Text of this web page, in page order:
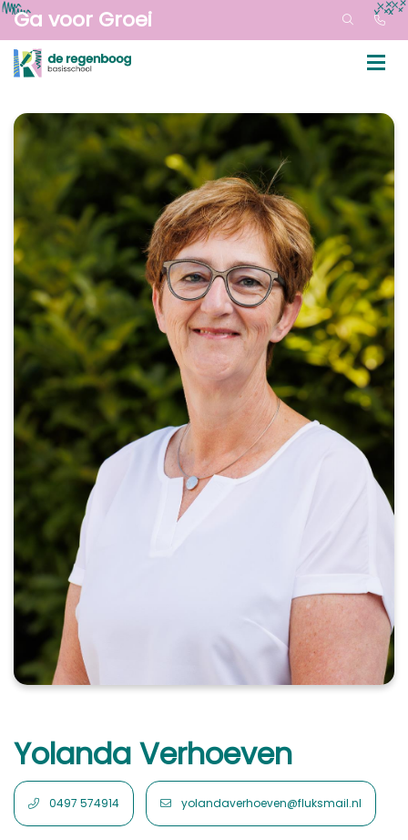
Ga voor Groei
Yolanda Verhoeven
0497 574914 yolandaverhoeven@fluksmail.nl